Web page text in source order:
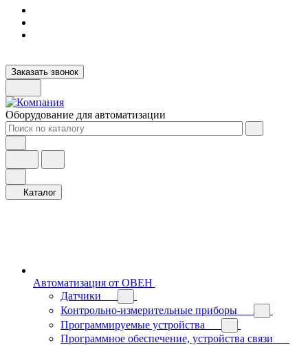
Заказать звонок
Оборудование для автоматизации
Каталог
Автоматизация от ОВЕН
Датчики
Контрольно-измерительные приборы
Программируемые устройства
Программное обеспечение, устройства связи